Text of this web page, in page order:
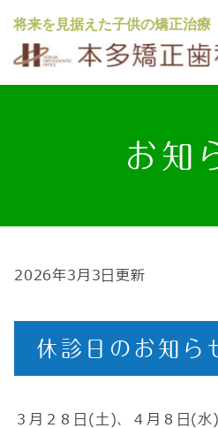
将来を見据えた子供の矯正治療
お知
2026年3月3日更新
休診日のお知ら
３月２８日(土)、４月８日(